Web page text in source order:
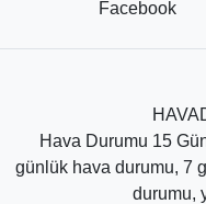
aylık hava durumu
sürelerinden en
olduğunu belirtmek
hava tahminleri sık
kesinleşmektedir.
Facebook
Hava Durumu 15
günlük hava durumu, 7
durumu,